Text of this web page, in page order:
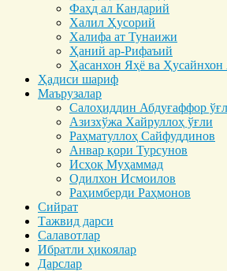
Фаҳд ал Кандарий
Халил Ҳусорий
Халифа ат Тунаижи
Ҳаний ар-Рифаъий
Ҳасанхон Яҳё ва
Ҳадиси шариф
Маърузалар
Салоҳиддин Абдуғаффор
Азизхўжа Хайруллоҳ ўғли
Раҳматуллоҳ Сайфуддинов
Анвар қори Турсунов
Исҳоқ Муҳаммад
Одилхон Исмоилов
Раҳимберди Раҳмонов
Сийрат
Тажвид дарси
Салавотлар
Ибратли ҳикоялар
Дарслар